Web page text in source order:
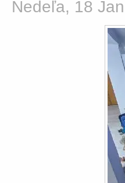
Nedeľa, 18